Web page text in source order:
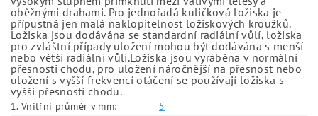
oběžnými drahami. Pro jednořadá kuličková ložiska je
přípustná jen malá naklopitelnost ložiskových kroužků.
Ložiska jsou dodávána se standardní radiální vůlí, ložiska
pro zvláštní případy uložení mohou být dodávána s menší
nebo větší radiální vůlí.Ložiska jsou vyráběna v normální
přesnosti chodu, pro uložení náročnější na přesnost nebo
uložení s vyšší frekvencí otáčení se používají ložiska s
vyšší přesností chodu.
1. Vnitřní průměr v mm:
5